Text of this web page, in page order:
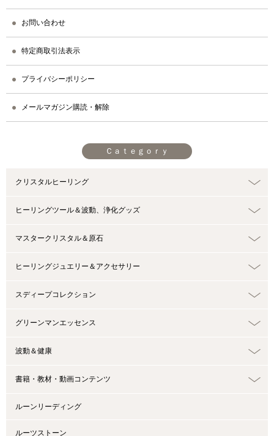
お問い合わせ
特定商取引法表示
プライバシーポリシー
メールマガジン購読・解除
Ｃａｔｅｇｏｒｙ
クリスタルヒーリング
ヒーリングツール＆波動、浄化グッズ
マスタークリスタル＆原石
ヒーリングジュエリー＆アクセサリー
スディープコレクション
グリーンマンエッセンス
波動＆健康
書籍・教材・動画コンテンツ
ルーンリーディング
ルーツストーン